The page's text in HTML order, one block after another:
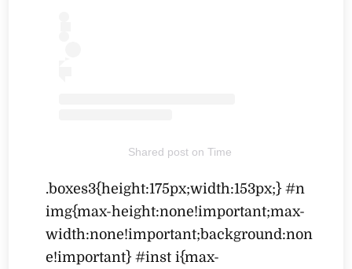
Shared post onTime
.boxes3{height:175px;width:153px;} #n
img{max-height:none!important;max-
width:none!important;background:non
e!important} #inst i{max-